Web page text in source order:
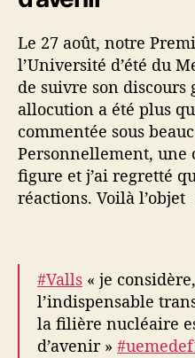
Le 27 août, notre
l’Université d’été du
de suivre son discours
allocution a été plus
commentée sous
Personnellement, une
figure et j’ai regretté
réactions. Voilà l’objet
#Valls « je
l’indispensable
la filière nucléaire
d’avenir »